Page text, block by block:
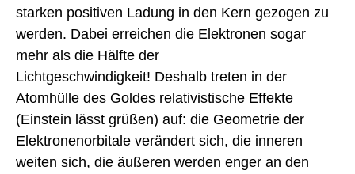
starken positiven Ladung in den Kern gezogen zu
werden. Dabei erreichen die Elektronen sogar
mehr als die Hälfte der
Lichtgeschwindigkeit! Deshalb treten in der
Atomhülle des Goldes relativistische Effekte
(Einstein lässt grüßen) auf: die Geometrie der
Elektronenorbitale verändert sich, die inneren
weiten sich, die äußeren werden enger an den